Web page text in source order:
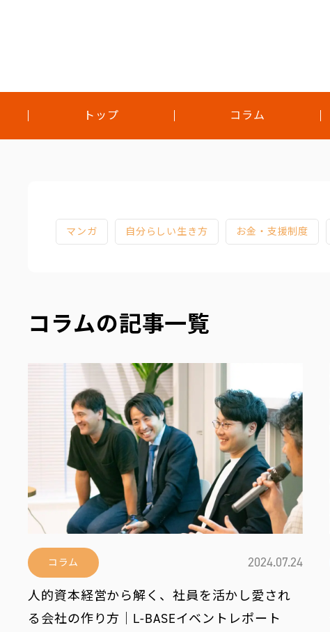
トップ コラム
インタビュー
お役立ち
編集部おすすめ
最新情報を配信中！
お問い合わせ 運営会社
マンガ 自分らしい生き方 お金・支援制度
コラムの記事一覧
コラム
2024.07.24
人的資本経営から解く、社員を活かし愛され
る会社の作り方｜L-BASEイベントレポート